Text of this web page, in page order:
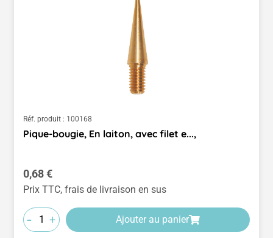
Réf. produit : 100168
Pique-bougie, En laiton, avec filet e...,
Prix régulier :
0,68 €
Prix TTC, frais de livraison en sus
- + Ajouter au panier